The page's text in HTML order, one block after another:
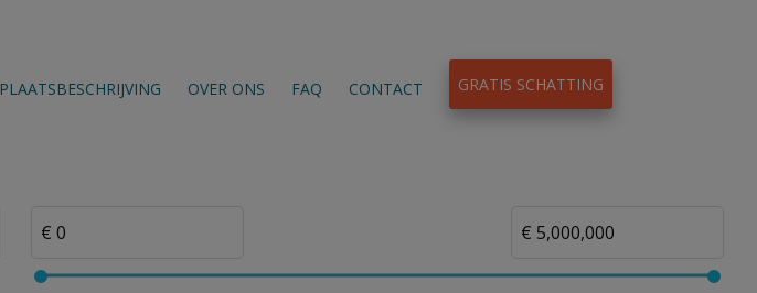
PLAATSBESCHRIJVING OVER ONS FAQ CONTACT GRATIS SCHATTING